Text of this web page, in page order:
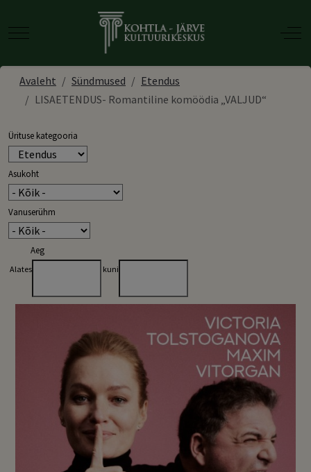
Mobile Menu Toggle Off-
Avaleht Sündmused
Etendus
LISAETENDUS- Romantiline komöödia „VALJUD“
Ürituse kategooria
Asukoht
Vanuserühm
Aeg
Alates kuni